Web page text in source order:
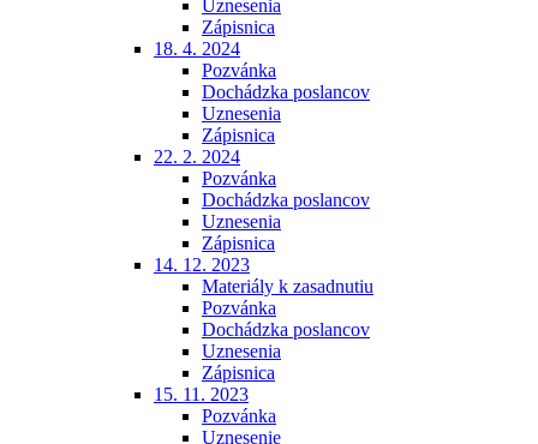
Uznesenia
Zápisnica
18. 4. 2024
Pozvánka
Dochádzka poslancov
Uznesenia
Zápisnica
22. 2. 2024
Pozvánka
Dochádzka poslancov
Uznesenia
Zápisnica
14. 12. 2023
Materiály k zasadnutiu
Pozvánka
Dochádzka poslancov
Uznesenia
Zápisnica
15. 11. 2023
Pozvánka
Uznesenie